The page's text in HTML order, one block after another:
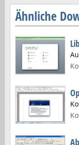
Ähnliche